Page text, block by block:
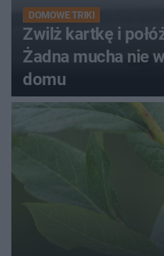
DOMOWE TRIKI
Zwilż kartkę i
Żadna mucha nie
domu